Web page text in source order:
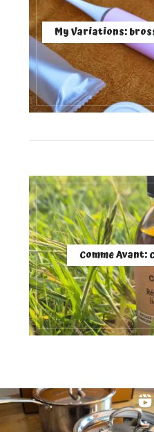
My Variations:
Comme Avant: